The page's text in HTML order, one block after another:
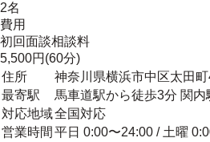
2名
費用
初回面談相談料
5,500円(60分)
住所
神奈川県横浜市中区太田
最寄駅
馬車道駅から徒歩3分 関内
対応地域全国対応
営業時間 平日 0:00〜24:00 / 土曜